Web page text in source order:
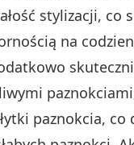
stylizacji, co
na
paznokcia,